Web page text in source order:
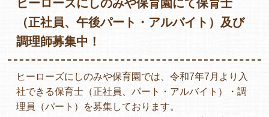
入園・見学の問い合わせ
ヒーローズにしのみや保育園にて保育士
（正社員、午後パート・アルバイト）及び
調理師募集中！
ヒーローズにしのみや保育園では、令和7年7月より入
社できる保育士（正社員、パート・アルバイト）・調
理員（パート）を募集しております。